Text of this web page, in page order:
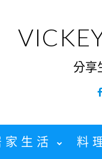
分享
家生活 料